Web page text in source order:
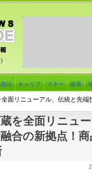
政治 キャリア マネー 健康
面リニューアル、伝統と先
を全面リニュ
合の新拠点！